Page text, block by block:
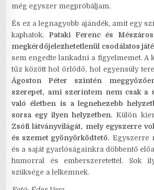
még egyszer megpróbáljam.
És ez a legnagyobb ajándék, amit egy
kaphatok.Pataki Ferenc és
megkérdőjelezhetetlenül csodálatos
sem engedte lankadni a figyelmemet. A
tűz között hol őrlődő, hol egyensúly
Ágoston Péter szintén
szerepet, ami szerintem nem csak a
való életben is a legnehezebb
sorsa egy ilyen helyzetben. Külön
Zsófi látványvilágát, mely egyszerre
és szemet gyönyörködtető. Egyszerre
és a saját gyarlóságainkra döbbentő
humorral és emberszeretettel. Sok
szüksége a lelkemnek.